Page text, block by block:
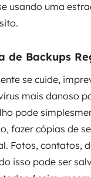
usando uma
de Backups
se cuide,
mais danoso
pode
fazer cópias de
Fotos, contatos,
isso pode ser